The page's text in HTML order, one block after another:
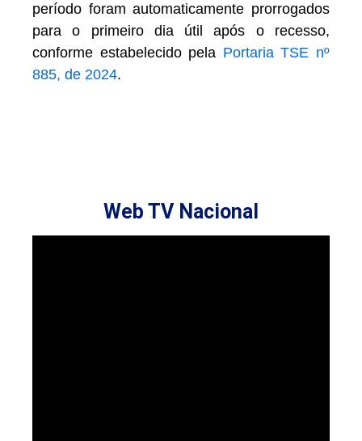
período foram automaticamente prorrogados
para o primeiro dia útil após o recesso,
conforme estabelecido pela Portaria TSE nº
885, de 2024.
Web TV Nacional